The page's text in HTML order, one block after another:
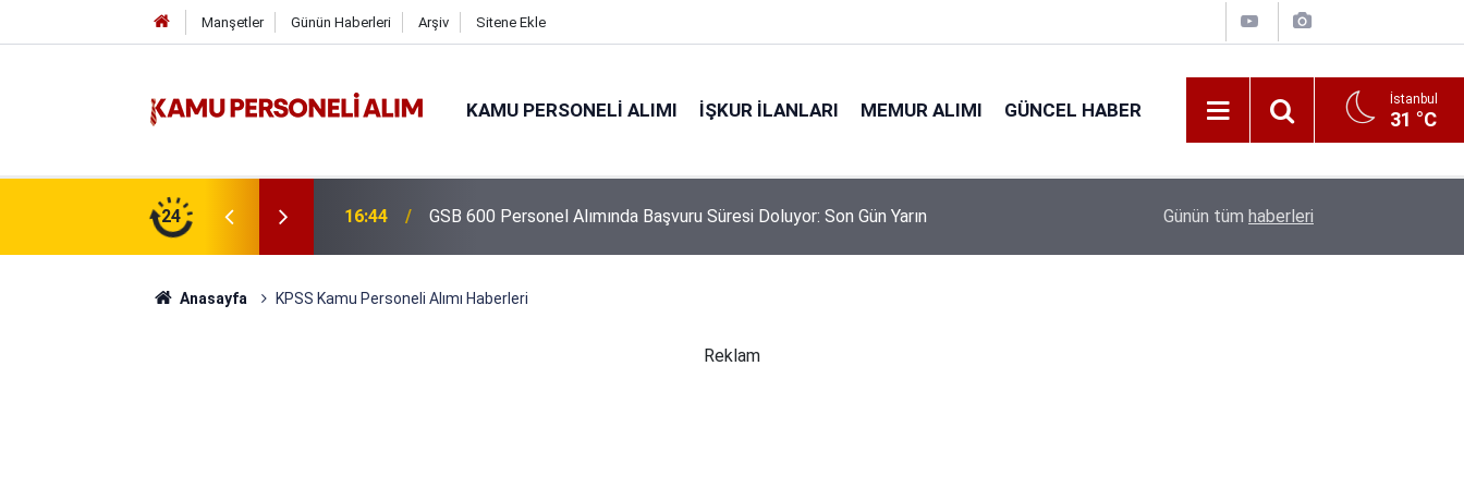
Manşetler Günün Haberleri Arşiv Sitene Ekle
KAMU PERSONELI ALIMI İŞKUR İLANLARI MEMUR ALIMI GÜNCEL HABER İstanbul
31 °C
24
Gündemde! Bakan Çiftçi Süreci
16:44 GSB 600 Personel Alımında Başvuru Süresi Doluyor: Son Gün Yarın Kıyı Emniyeti Genel Müdürlüğü 26 İşçi Alımı
Günün tüm haberleri
Anasayfa KPSS Kamu Personeli Alımı Haberleri
Reklam